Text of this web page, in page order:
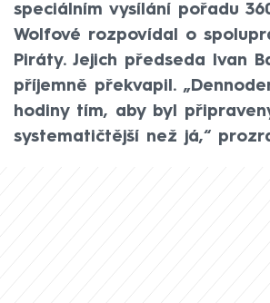
speciálním vysílání pořadu
Wolfové rozpovídal o
Piráty. Jejich předseda Ivan
příjemně překvapil.
hodiny tím, aby byl
systematičtější než já,“